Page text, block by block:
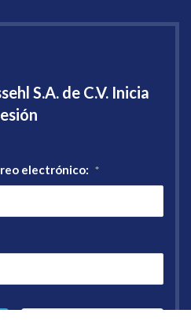
S.A. de C.V. Inicia
electrónico: *